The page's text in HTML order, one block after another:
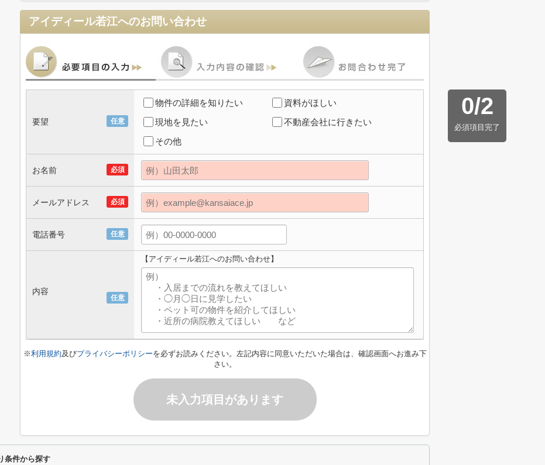
アイディール若江へのお問い合わせ
0/2
必須項目完了
任意
要望
物件の詳細を知りたい
資料がほしい
現地を見たい
不動産会社に行きたい
その他
必須
お名前
必須
メールアドレス
任意
電話番号
任意
内容
【アイディール若江へのお問い合わせ】
※利用規約及びプライバシーポリシーを必ずお読みください。左記内容に同意いただいた場合は、確認画面へお進み下
さい。
未入力項目があります
条件から探す